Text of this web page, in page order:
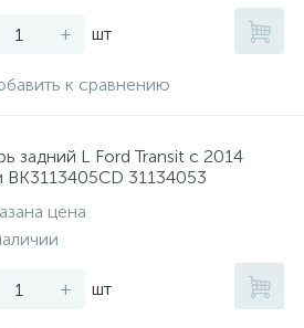
+ шт
к сравнению
задний L Ford Transit с 2014
BK3113405CD 31134053
цена
+ шт